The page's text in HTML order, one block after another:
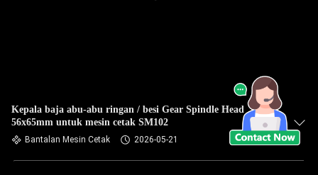
Kepala baja abu-abu ringan / besi Gear Spindle Head
56x65mm untuk mesin cetak SM102
Bantalan Mesin Cetak 2026-05-21